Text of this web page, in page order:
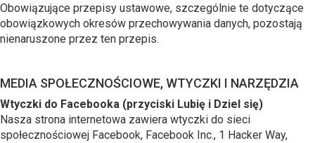
Obowiązujące przepisy ustawowe, szczególnie te dotyczące
obowiązkowych okresów przechowywania danych, pozostają
nienaruszone przez ten przepis.
MEDIA SPOŁECZNOŚCIOWE, WTYCZKI I NARZĘDZIA
Wtyczki do Facebooka (przyciski Lubię i Dziel się)
Nasza strona internetowa zawiera wtyczki do sieci
społecznościowej Facebook, Facebook Inc., 1 Hacker Way,